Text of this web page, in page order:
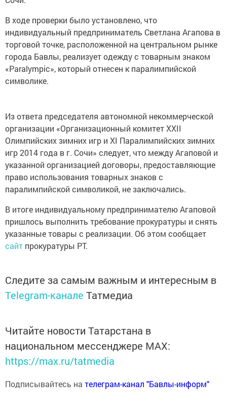
В ходе проверки было установлено, что
индивидуальный предприниматель Светлана Агапова в
торговой точке, расположенной на центральном рынке
города Бавлы, реализует одежду с товарным знаком
«Paralympic», который отнесен к паралимпийской
символике.
Из ответа председателя автономной некоммерческой
организации «Организационный комитет XXII
Олимпийских зимних игр и XI Паралимпийских зимних
игр 2014 года в г. Сочи» следует, что между Агаповой и
указанной организацией договоры, предоставляющие
право использования товарных знаков с
паралимпийской символикой, не заключались.
В итоге индивидуальному предпринимателю Агаповой
пришлось выполнить требование прокуратуры и снять
указанные товары с реализации. Об этом сообщает
сайт прокуратуры РТ.
Следите за самым важным и интересным в
Telegram-канале Татмедиа
Читайте новости Татарстана в
национальном мессенджере MАХ:
https://max.ru/tatmedia
Подписывайтесь на телеграм-канал "Бавлы-информ"